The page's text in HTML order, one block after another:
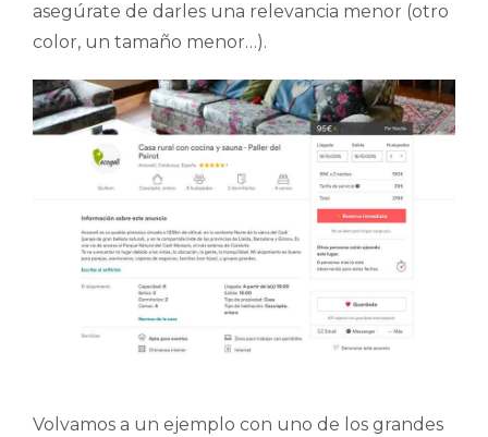
asegúrate de darles una relevancia menor (otro
color, un tamaño menor…).
Volvamos a un ejemplo con uno de los grandes